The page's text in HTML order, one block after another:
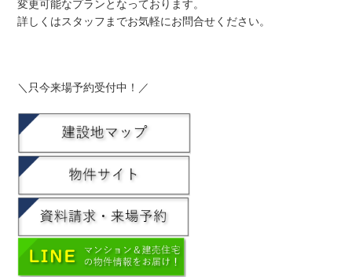
変更可能なプランとなっております。
詳しくはスタッフまでお気軽にお問合せください。
＼只今来場予約受付中！／